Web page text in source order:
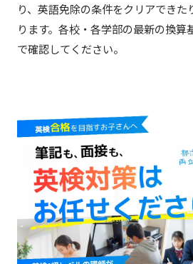
り、英語免除の条件をクリアでき
ります。各校・各学部の最新の換算
で確認してください。